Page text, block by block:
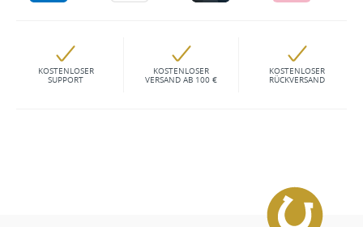
KOSTENLOSER
SUPPORT
KOSTENLOSER
VERSAND AB 100 €
KOSTENLOSER
RÜCKVERSAND